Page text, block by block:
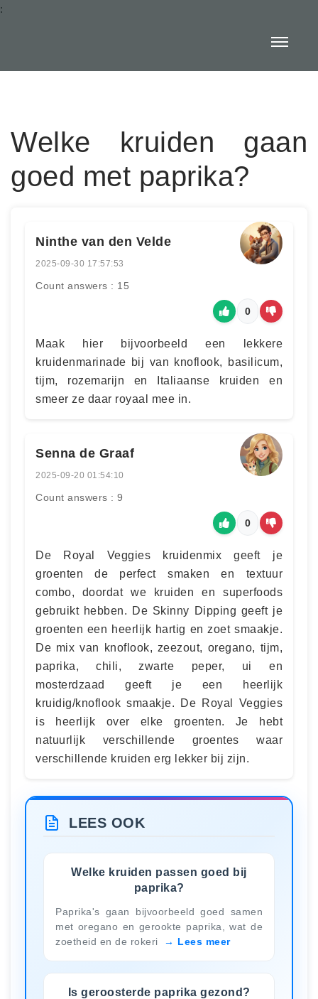
:
Welke kruiden gaan
goed met paprika?
Ninthe van den Velde
2025-09-30 17:57:53
Count answers : 15
0
Maak hier bijvoorbeeld een lekkere
kruidenmarinade bij van knoflook, basilicum,
tijm, rozemarijn en Italiaanse kruiden en
smeer ze daar royaal mee in.
Senna de Graaf
2025-09-20 01:54:10
Count answers : 9
0
De Royal Veggies kruidenmix geeft je
groenten de perfect smaken en textuur
combo, doordat we kruiden en superfoods
gebruikt hebben. De Skinny Dipping geeft je
groenten een heerlijk hartig en zoet smaakje.
De mix van knoflook, zeezout, oregano, tijm,
paprika, chili, zwarte peper, ui en
mosterdzaad geeft je een heerlijk
kruidig/knoflook smaakje. De Royal Veggies
is heerlijk over elke groenten. Je hebt
natuurlijk verschillende groentes waar
verschillende kruiden erg lekker bij zijn.
LEES OOK
Welke kruiden passen goed bij
paprika?
Paprika's gaan bijvoorbeeld goed samen
met oregano en gerookte paprika, wat de
zoetheid en de rokeri
Lees meer
Is geroosterde paprika gezond?